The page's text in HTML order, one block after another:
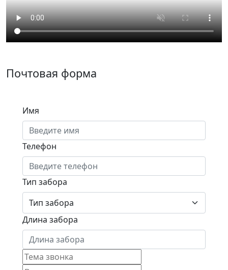
Почтовая форма
Имя
Телефон
Тип забора
Длина забора